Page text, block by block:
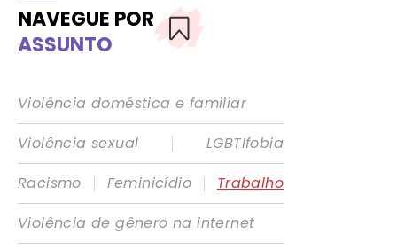
NAVEGUE POR
ASSUNTO
Violência doméstica e familiar
Violência sexual
|
LGBTIfobia
Racismo
| Feminicídio |
Trabalho
Violência de gênero na internet